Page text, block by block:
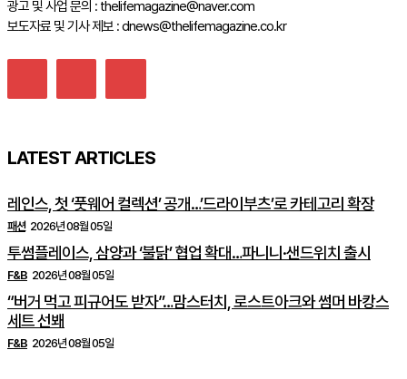
광고 및 사업 문의 : thelifemagazine@naver.com
보도자료 및 기사 제보 : dnews@thelifemagazine.co.kr
LATEST ARTICLES
레인스, 첫 ‘풋웨어 컬렉션’ 공개…’드라이부츠’로 카테고리 확장
패션 2026년 08월 05일
투썸플레이스, 삼양과 ‘불닭’ 협업 확대…파니니·샌드위치 출시
F&B 2026년 08월 05일
“버거 먹고 피규어도 받자”…맘스터치, 로스트아크와 썸머 바캉스
세트 선봬
F&B 2026년 08월 05일